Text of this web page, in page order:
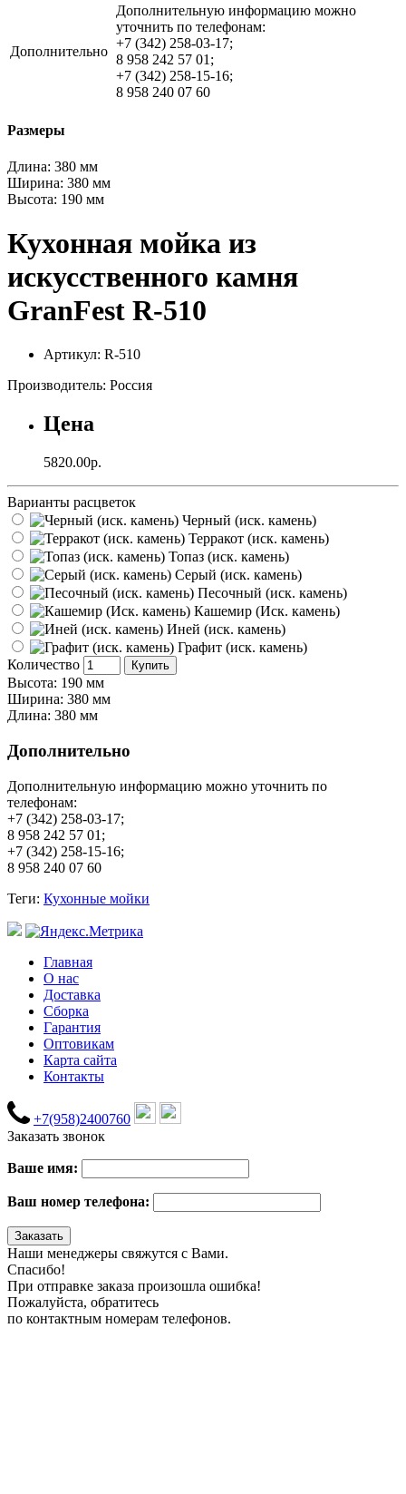
Дополнительно
Дополнительную информацию можно
уточнить по телефонам:
+7 (342) 258-03-17;
8 958 242 57 01;
+7 (342) 258-15-16;
8 958 240 07 60
Размеры
Длина: 380 мм
Ширина: 380 мм
Высота: 190 мм
Кухонная мойка из
искусственного камня
GranFest R-510
Артикул: R-510
Производитель: Россия
Цена
5820.00р.
Варианты расцветок
Черный (иск. камень)
Терракот (иск. камень)
Топаз (иск. камень)
Серый (иск. камень)
Песочный (иск. камень)
Кашемир (Иск. камень)
Иней (иск. камень)
Графит (иск. камень)
Количество
Купить
Высота: 190 мм
Ширина: 380 мм
Длина: 380 мм
Дополнительно
Дополнительную информацию можно уточнить по
телефонам:
+7 (342) 258-03-17;
8 958 242 57 01;
+7 (342) 258-15-16;
8 958 240 07 60
Теги: Кухонные мойки
Главная
О нас
Доставка
Сборка
Гарантия
Оптовикам
Карта сайта
Контакты
+7(958)2400760
Заказать звонок
Ваше имя:
Ваш номер телефона:
Наши менеджеры свяжутся с Вами.
Спасибо!
При отправке заказа произошла ошибка!
Пожалуйста, обратитесь
по контактным номерам телефонов.